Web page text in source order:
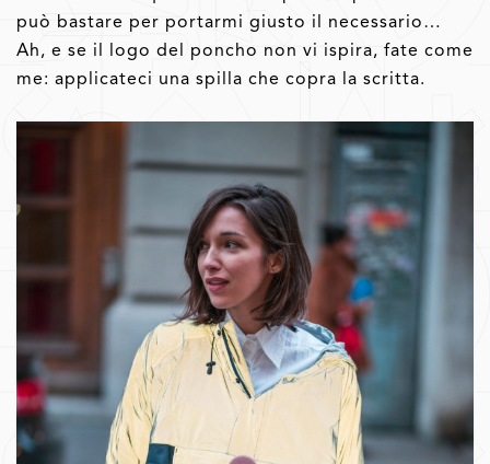
può bastare per portarmi giusto il necessario…
Ah, e se il logo del poncho non vi ispira, fate come
me: applicateci una spilla che copra la scritta.